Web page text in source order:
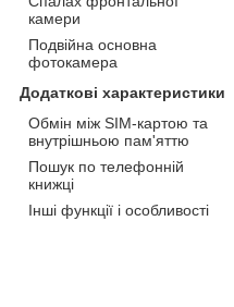
камери
Подвійна основна
фотокамера
Додаткові характеристики
Обмін між SIM-картою та
внутрішньою пам'яттю
Пошук по телефонній
книжці
Інші функції і особливості